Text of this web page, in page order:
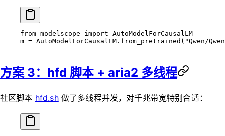
from modelscope import AutoModelForCausalLM
m = AutoModelForCausalLM.from_pretrained( "Qwen/
方案 3：hfd 脚本 + aria2 多线程
社区脚本 hfd.sh做了多线程并发，对千兆带宽特别合适：